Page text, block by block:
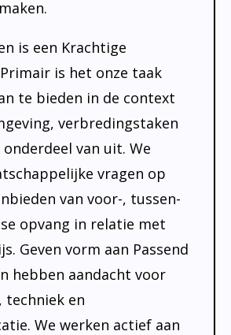
is een Krachtige
is het onze taak
te bieden in de context
verbredingstaken
van uit. We
vragen op
van voor-, tussen-
opvang in relatie met
Geven vorm aan Passend
hebben aandacht voor
techniek en
We werken actief aan